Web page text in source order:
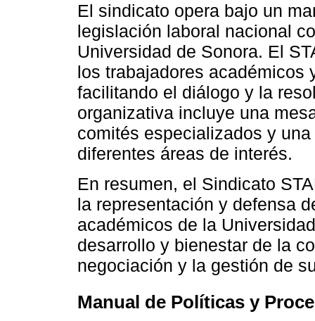
El sindicato opera bajo un
legislación laboral nacional
Universidad de Sonora. El
los trabajadores académicos
facilitando el diálogo y la
organizativa incluye una
comités especializados y
diferentes áreas de interés.
En resumen, el Sindicato
la representación y defensa
académicos de la
desarrollo y bienestar de la
negociación y la gestión de
Manual de Políticas y